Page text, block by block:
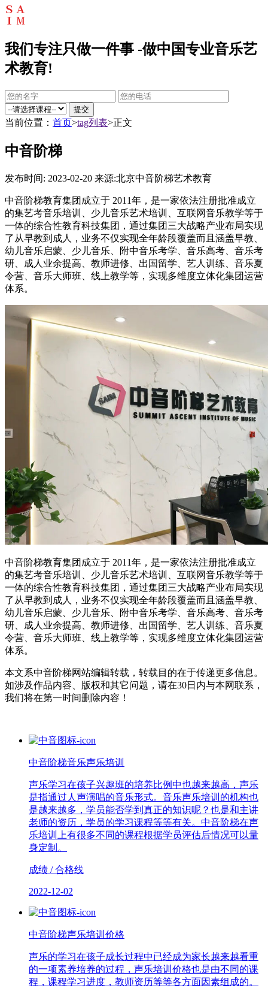
我们专注只做一件事 -做中国专业音乐艺
术教育!
提交
当前位置： 首页>tag列表>正文
中音阶梯
发布时间: 2023-02-20 来源:北京中音阶梯艺术教育
中音阶梯教育集团成立于 2011年，是一家依法注册批准成立
的集艺考音乐培训、少儿音乐艺术培训、互联网音乐教学等于
一体的综合性教育科技集团，通过集团三大战略产业布局实现
了从早教到成人，业务不仅实现全年龄段覆盖而且涵盖早教、
幼儿音乐启蒙、少儿音乐、附中音乐考学、音乐高考、音乐考
研、成人业余提高、教师进修、出国留学、艺人训练、音乐夏
令营、音乐大师班、线上教学等，实现多维度立体化集团运营
体系。
中音阶梯教育集团成立于 2011年，是一家依法注册批准成立
的集艺考音乐培训、少儿音乐艺术培训、互联网音乐教学等于
一体的综合性教育科技集团，通过集团三大战略产业布局实现
了从早教到成人，业务不仅实现全年龄段覆盖而且涵盖早教、
幼儿音乐启蒙、少儿音乐、附中音乐考学、音乐高考、音乐考
研、成人业余提高、教师进修、出国留学、艺人训练、音乐夏
令营、音乐大师班、线上教学等，实现多维度立体化集团运营
体系。
本文系中音阶梯网站编辑转载，转载目的在于传递更多信息。
如涉及作品内容、版权和其它问题，请在30日内与本网联系，
我们将在第一时间删除内容！
中音阶梯音乐声乐培训
声乐学习在孩子兴趣班的培养比例中也越来越高，声乐
是指通过人声演唱的音乐形式。音乐声乐培训的机构也
是越来越多，学员能否学到真正的知识呢？也是和主讲
老师的资历，学员的学习课程等等有关。中音阶梯在声
乐培训上有很多不同的课程根据学员评估后情况可以量
身定制。
成绩 / 合格线
2022-12-02
中音阶梯声乐培训价格
声乐的学习在孩子成长过程中已经成为家长越来越看重
的一项素养培养的过程，声乐培训价格也是由不同的课
程，课程学习进度，教师资历等等各方面因素组成的。